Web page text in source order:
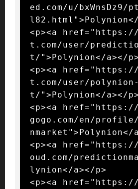
ed.com/u/
l82.html">Polynion</
<p><a href="https://
t.com/user/
t/">Polynion</a></p>
<p><a href="https://
t.com/user/
t/">Polynion</a></p>
<p><a href="https://
gogo.com/en/
nmarket">Polynion</
<p><a href="https://
oud.com/
lynion</a></p>
<p><a href="https://